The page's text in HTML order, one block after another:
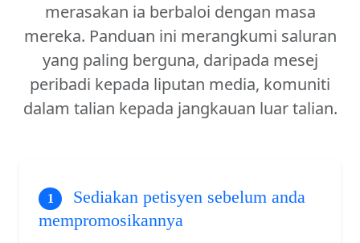
merasakan ia berbaloi dengan masa
mereka. Panduan ini merangkumi saluran
yang paling berguna, daripada mesej
peribadi kepada liputan media, komuniti
dalam talian kepada jangkauan luar talian.
Sediakan petisyen sebelum anda
mempromosikannya